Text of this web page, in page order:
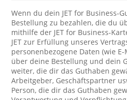
Wenn du dein JET for Business-
Bestellung zu bezahlen, die du
mithilfe der JET for Business-
JET zur Erfüllung unseres
personenbezogene Daten (wie
über deine Bestellung und dein
weiter, die dir das Guthaben
Arbeitgeber, Geschäftspartner
Person, die dir das Guthaben